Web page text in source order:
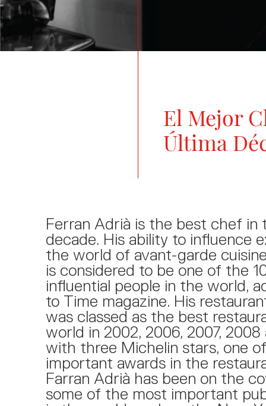
El Mejor
Última
Ferran Adrià is the best chef in
decade. His ability to influence
the world of avant-garde
is considered to be one of the
influential people in the world,
to Time magazine. His
was classed as the best
world in 2002, 2006, 2007, 2008
with three Michelin stars, one
important awards in the
Farran Adrià has been on the
some of the most important